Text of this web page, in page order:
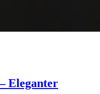
Eleganter